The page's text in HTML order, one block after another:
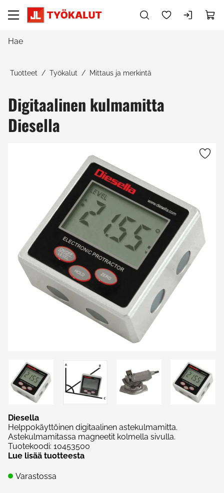
Tuotteet Työkalut Mittaus ja merkintä
Digitaalinen kulmamitta
Diesella
Diesella
Helppokäyttöinen digitaalinen astekulmamitta.
Astekulmamitassa magneetit kolmella sivulla.
Tuotekoodi: 10453500
Lue lisää tuotteesta
Varastossa